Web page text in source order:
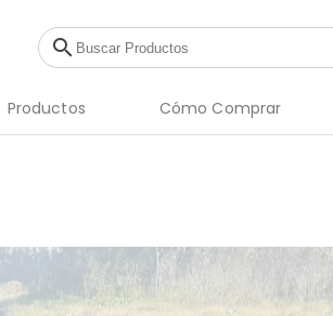
search
Productos Cómo Comprar